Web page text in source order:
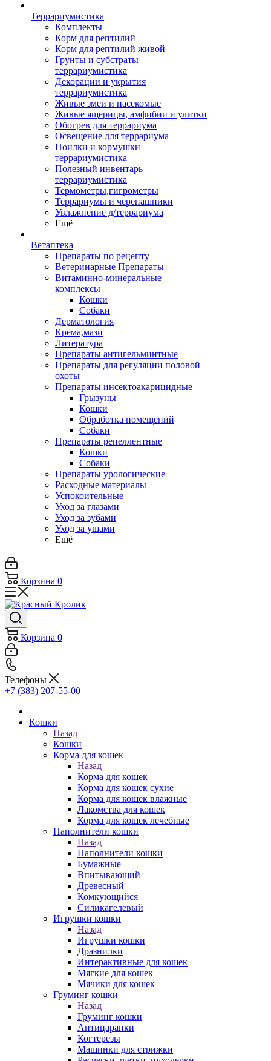
Террариумистика
Комплекты
Корм для рептилий
Корм для рептилий живой
Грунты и субстраты
террариумистика
Декорации и укрытия
террариумистика
Живые змеи и насекомые
Живые ящерицы, амфибии и улитки
Обогрев для террариума
Освещение для террариума
Поилки и кормушки
террариумистика
Полезный инвентарь
террариумистика
Термометры,гигрометры
Террариумы и черепашники
Увлажнение д/террариума
Ещё
Ветаптека
Препараты по рецепту
Ветеринарные Препараты
Витаминно-минеральные
комплексы
Кошки
Собаки
Дерматология
Крема,мази
Литература
Препараты антигельминтные
Препараты для регуляции половой
охоты
Препараты инсектоакарицидные
Грызуны
Кошки
Обработка помещений
Собаки
Препараты репеллентные
Кошки
Собаки
Препараты урологические
Расходные материалы
Успокоительные
Уход за глазами
Уход за зубами
Уход за ушами
Ещё
Корзина 0
Корзина 0
Телефоны
+7 (383) 207-55-00
Кошки
Назад
Кошки
Корма для кошек
Назад
Корма для кошек
Корма для кошек сухие
Корма для кошек влажные
Лакомства для кошек
Корма для кошек лечебные
Наполнители кошки
Назад
Наполнители кошки
Бумажные
Впитывающий
Древесный
Комкующийся
Силикагелевый
Игрушки кошки
Назад
Игрушки кошки
Дразнилки
Интерактивные для кошек
Мягкие для кошек
Мячики для кошек
Груминг кошки
Назад
Груминг кошки
Антицарапки
Когтерезы
Машинки для стрижки